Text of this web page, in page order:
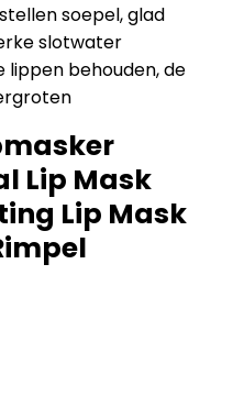
soepel, glad
slotwater
behouden, de
Lip Mask
Lip Mask